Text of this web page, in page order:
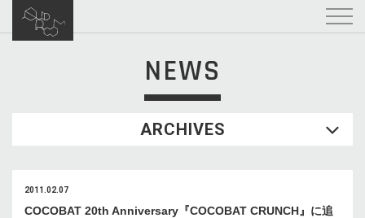
NEWS
ARCHIVES
2011.02.07
COCOBAT 20th Anniversary『COCOBAT CRUNCH』に追